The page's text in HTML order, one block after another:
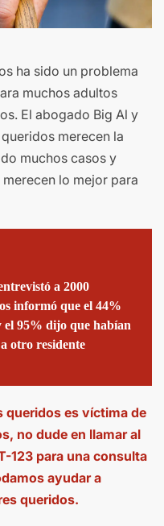
ha sido un problema
muchos adultos
El abogado Big Al y
merecen la
muchos casos y
lo mejor para
a 2000
informó que el 44%
el 95% dijo que habían
otro residente
queridos es víctima de
no dude en llamar al
123 para una consulta
ayudar a
queridos.